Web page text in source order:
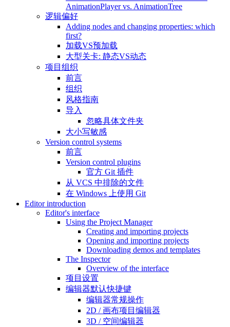
AnimationPlayer vs. AnimationTree
逻辑偏好
Adding nodes and changing properties: which
first?
加载VS预加载
大型关卡: 静态VS动态
项目组织
前言
组织
风格指南
导入
忽略具体文件夹
大小写敏感
Version control systems
前言
Version control plugins
官方 Git 插件
从 VCS 中排除的文件
在 Windows 上使用 Git
Editor introduction
Editor's interface
Using the Project Manager
Creating and importing projects
Opening and importing projects
Downloading demos and templates
The Inspector
Overview of the interface
项目设置
编辑器默认快捷键
编辑器常规操作
2D / 画布项目编辑器
3D / 空间编辑器